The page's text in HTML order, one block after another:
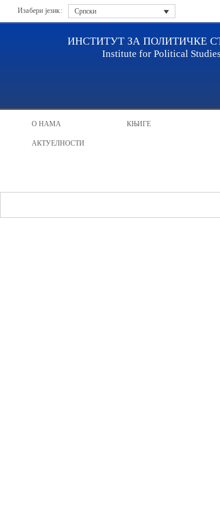
Изабери језик: Српски
ИНСТИТУТ ЗА ПОЛИТИЧКЕ
Institute for Political Studies
О НАМА
АКТУЕЛНОСТИ
КЊИГЕ